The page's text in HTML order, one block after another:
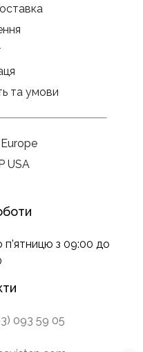
та умови
USA
п’ятницю з 09:00 до
093 59 05